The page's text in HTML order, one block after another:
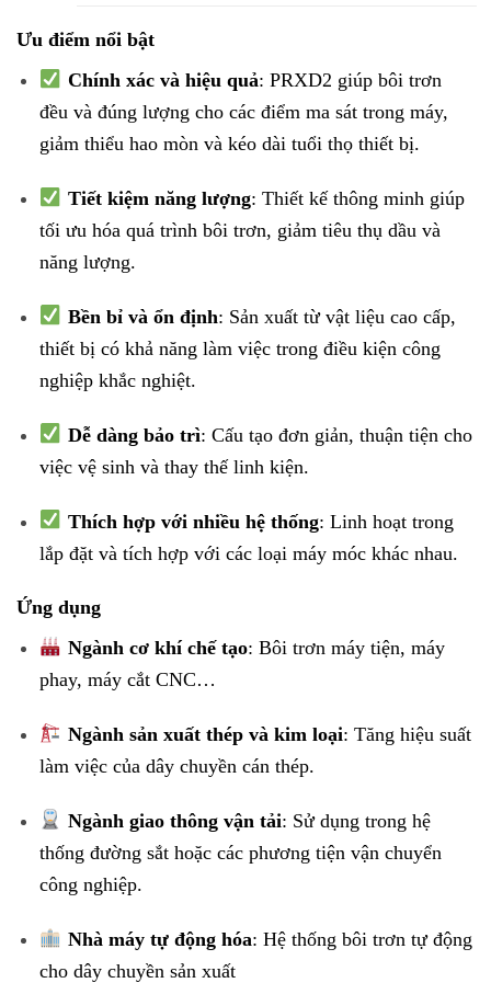
Ưu điểm nổi bật
Chính xác và hiệu quả: PRXD2 giúp bôi trơn
đều và đúng lượng cho các điểm ma sát trong máy,
giảm thiểu hao mòn và kéo dài tuổi thọ thiết bị.
Tiết kiệm năng lượng: Thiết kế thông minh giúp
tối ưu hóa quá trình bôi trơn, giảm tiêu thụ dầu và
năng lượng.
Bền bỉ và ổn định: Sản xuất từ vật liệu cao cấp,
thiết bị có khả năng làm việc trong điều kiện công
nghiệp khắc nghiệt.
Dễ dàng bảo trì: Cấu tạo đơn giản, thuận tiện cho
việc vệ sinh và thay thế linh kiện.
Thích hợp với nhiều hệ thống: Linh hoạt trong
lắp đặt và tích hợp với các loại máy móc khác nhau.
Ứng dụng
Ngành cơ khí chế tạo: Bôi trơn máy tiện, máy
phay, máy cắt CNC…
Ngành sản xuất thép và kim loại: Tăng hiệu suất
làm việc của dây chuyền cán thép.
Ngành giao thông vận tải: Sử dụng trong hệ
thống đường sắt hoặc các phương tiện vận chuyển
công nghiệp.
Nhà máy tự động hóa: Hệ thống bôi trơn tự động
cho dây chuyền sản xuất